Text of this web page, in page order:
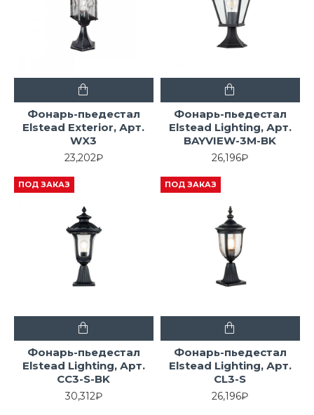
Фонарь-пьедестал
Elstead Exterior, Арт.
WX3
23,202₽
Фонарь-пьедестал
Elstead Lighting, Арт.
BAYVIEW-3M-BK
26,196₽
ПОД ЗАКАЗ
Фонарь-пьедестал
Elstead Lighting, Арт.
CC3-S-BK
30,312₽
ПОД ЗАКАЗ
Фонарь-пьедестал
Elstead Lighting, Арт.
CL3-S
26,196₽